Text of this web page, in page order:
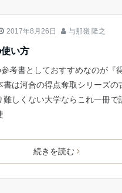
2017年8月26日 与那嶺 隆之
い方
考書としておすすめなのが『
書は河合の得点奪取シリーズの
難しくない大学ならこれ一冊で
続きを読む